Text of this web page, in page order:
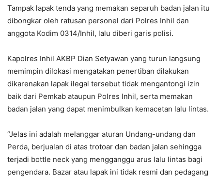
Tampak lapak tenda yang memakan separuh badan jalan itu
dibongkar oleh ratusan personel dari Polres Inhil dan
anggota Kodim 0314/Inhil, lalu diberi garis polisi.
Kapolres Inhil AKBP Dian Setyawan yang turun langsung
memimpin dilokasi mengatakan penertiban dilakukan
dikarenakan lapak ilegal tersebut tidak mengantongi izin
baik dari Pemkab ataupun Polres Inhil, serta memakan
badan jalan yang dapat menimbulkan kemacetan lalu lintas.
“Jelas ini adalah melanggar aturan Undang-undang dan
Perda, berjualan di atas trotoar dan badan jalan sehingga
terjadi bottle neck yang mengganggu arus lalu lintas bagi
pengendara. Bazar atau lapak ini tidak resmi dan pedagang